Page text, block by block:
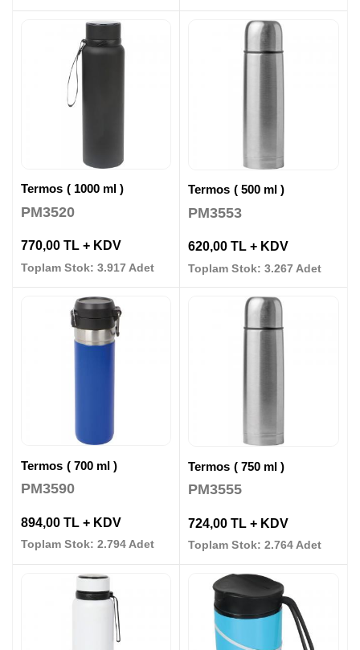
Termos ( 1000 ml )
PM3520
770,00 TL + KDV
Toplam Stok: 3.917 Adet
Termos ( 500 ml )
PM3553
620,00 TL + KDV
Toplam Stok: 3.267 Adet
Termos ( 700 ml )
PM3590
894,00 TL + KDV
Toplam Stok: 2.794 Adet
Termos ( 750 ml )
PM3555
724,00 TL + KDV
Toplam Stok: 2.764 Adet